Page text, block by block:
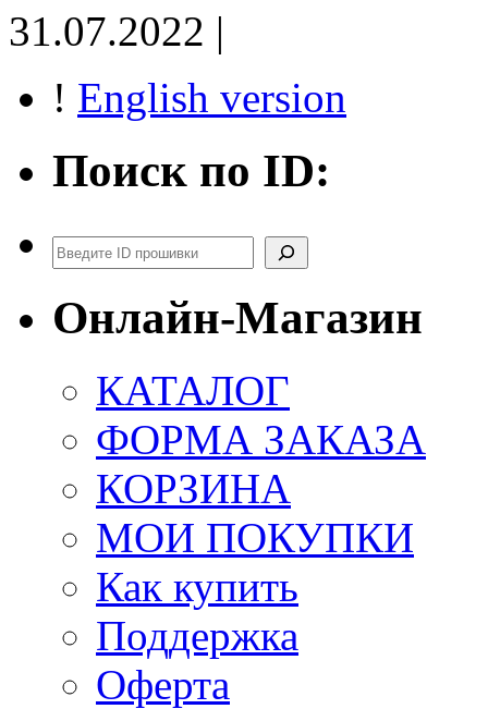
31.07.2022 |
! English version
Поиск по ID:
Поиск
Онлайн-Магазин
КАТАЛОГ
ФОРМА ЗАКАЗА
КОРЗИНА
МОИ ПОКУПКИ
Как купить
Поддержка
Оферта